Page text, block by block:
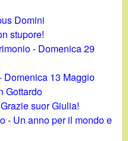
Domini
stupore!
- Domenica 29
Domenica 13 Maggio
Gottardo
suor Giulia!
- Un anno per il mondo e